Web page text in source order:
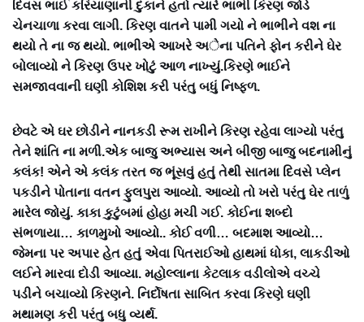
દિવસ ભાઈ કરિયાણાની દુકાને હતો ત્યારે ભાભી કિરણ જોડે
ચેનચાળા કરવા લાગી. કિરણ વાતને પામી ગયો ને ભાભીને વશ ના
થયો તે ના જ થયો. ભાભીએ આખરે અેના પતિને ફોન કરીને ઘેર
બોલાવ્યો ને કિરણ ઉપર ખોટું આળ નાખ્યું.કિરણે ભાઈને
સમજાવવાની ઘણી કોશિશ કરી પરંતુ બધું નિષ્ફળ.
છેવટે એ ઘર છોડીને નાનકડી રૂમ રાખીને કિરણ રહેવા લાગ્યો પરંતુ
તેને શાંતિ ના મળી.એક બાજુ અભ્યાસ અને બીજી બાજુ બદનામીનું
કલંક! એને એ કલંક તરત જ ભૂંસવું હતું તેથી સાતમા દિવસે પ્લેન
પકડીને પોતાના વતન ફુલપુરા આવ્યો. આવ્યો તો ખરો પરંતુ ઘેર તાળું
મારેલ જોયું. કાકા કુટુંબમાં હોહા મચી ગઈ. કોઈના શબ્દો
સંભળાયા… કાળમુખો આવ્યો.. કોઈ વળી… બદમાશ આવ્યો…
જેમના પર અપાર હેત હતું એવા પિતરાઈઓ હાથમાં ધોકા, લાકડીઓ
લઈને મારવા દોડી આવ્યા. મહોલ્લાના કેટલાક વડીલોએ વચ્ચે
પડીને બચાવ્યો કિરણને. નિર્દોષતા સાબિત કરવા કિરણે ઘણી
મથામણ કરી પરંતુ બધુ વ્યર્થ.